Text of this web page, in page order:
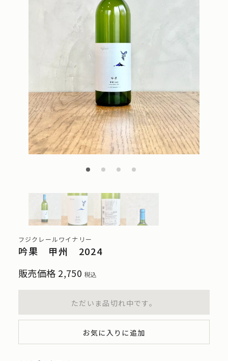
フジクレールワイナリー
吟果 甲州 2024
販売価格 2,750 税込
ただいま品切れ中です。
お気に入りに追加